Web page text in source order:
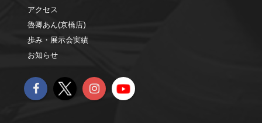
アクセス
魯卿あん(京橋店)
歩み・展示会実績
お知らせ